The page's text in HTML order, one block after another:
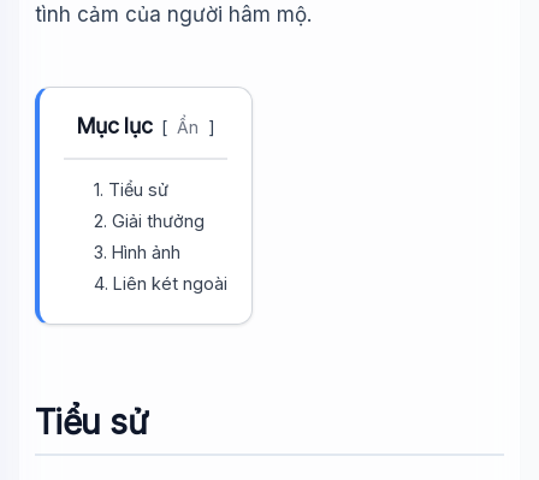
tình cảm của người hâm mộ.
Mục lục [ Ẩn ]
1. Tiểu sử
2. Giải thưởng
3. Hình ảnh
4. Liên két ngoài
Tiểu sử